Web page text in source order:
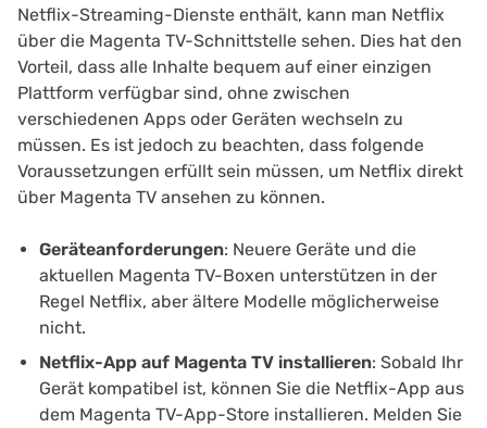
Netflix-Streaming-Dienste enthält, kann man Netflix
über die Magenta TV-Schnittstelle sehen. Dies hat den
Vorteil, dass alle Inhalte bequem auf einer einzigen
Plattform verfügbar sind, ohne zwischen
verschiedenen Apps oder Geräten wechseln zu
müssen. Es ist jedoch zu beachten, dass folgende
Voraussetzungen erfüllt sein müssen, um Netflix direkt
über Magenta TV ansehen zu können.
Geräteanforderungen: Neuere Geräte und die
aktuellen Magenta TV-Boxen unterstützen in der
Regel Netflix, aber ältere Modelle möglicherweise
nicht.
Netflix-App auf Magenta TV installieren: Sobald Ihr
Gerät kompatibel ist, können Sie die Netflix-App aus
dem Magenta TV-App-Store installieren. Melden Sie